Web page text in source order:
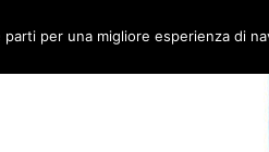
per una migliore esperienza di